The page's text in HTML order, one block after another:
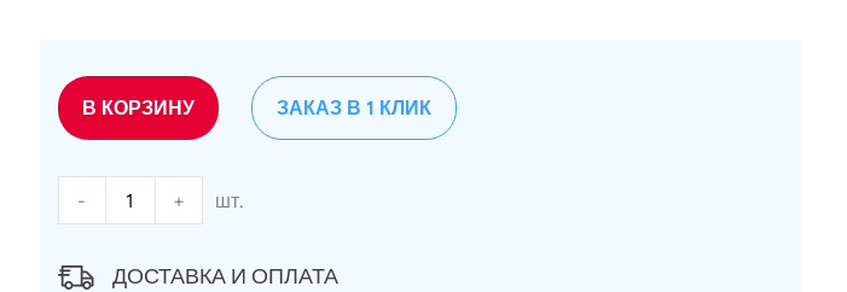
В КОРЗИНУ
- + шт.
ЗАКАЗ В 1 КЛИК
ДОСТАВКА И ОПЛАТА